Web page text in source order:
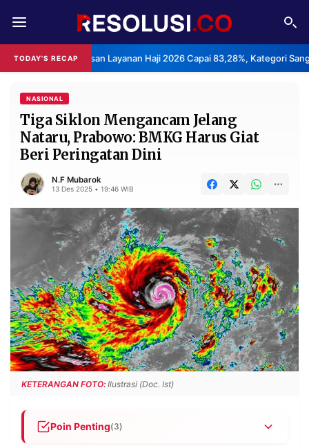
TODAY'S RECAP
Layanan Haji 2026 Capai 83,28%, Kategori Sangat Memuaskan.
REDAKSI TENTANG
RESOLUSI IKLAN
RUBRIKASI
EDITORIAL AKSARA
FINANSIA PERSONA
DAERAH NASIONAL
MANCA SPORT
INFORMASI
PRIVACY
POLICY
BERITA
WARGA
INFORMASI
IKLAN
KIRIM
TULISAN
PENGADUAN TERM
NASIONAL
Tiga Siklon Mengancam Jelang
Nataru, Prabowo: BMKG Harus Giat
Beri Peringatan Dini
N.F Mubarok
13 Des 2025 • 19:46 WIB
KETERANGAN FOTO: Ilustrasi (Doc. Ist)
Poin Penting(3)